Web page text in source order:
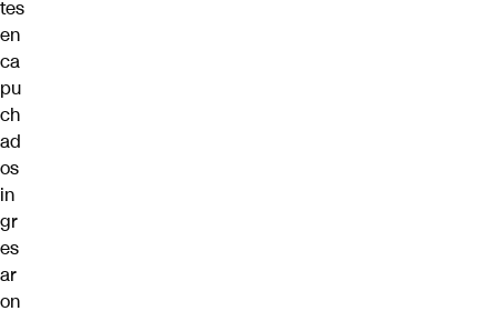
tes
en
ca
pu
ch
ad
os
in
gr
es
ar
on